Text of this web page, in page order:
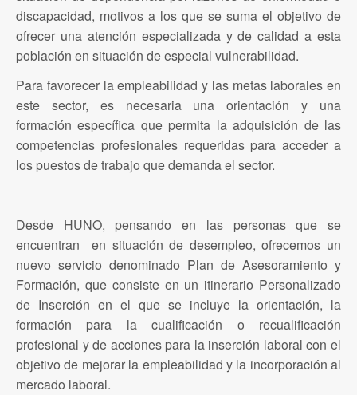
discapacidad, motivos a los que se suma el objetivo de
ofrecer una atención especializada y de calidad a esta
población en situación de especial vulnerabilidad.
Para favorecer la empleabilidad y las metas laborales en
este sector, es necesaria una orientación y una
formación específica que permita la adquisición de las
competencias profesionales requeridas para acceder a
los puestos de trabajo que demanda el sector.
Desde HUNO, pensando en las personas que se
encuentran en situación de desempleo, ofrecemos un
nuevo servicio denominado Plan de Asesoramiento y
Formación, que consiste en un itinerario Personalizado
de Inserción en el que se incluye la orientación, la
formación para la cualificación o recualificación
profesional y de acciones para la inserción laboral con el
objetivo de mejorar la empleabilidad y la incorporación al
mercado laboral.